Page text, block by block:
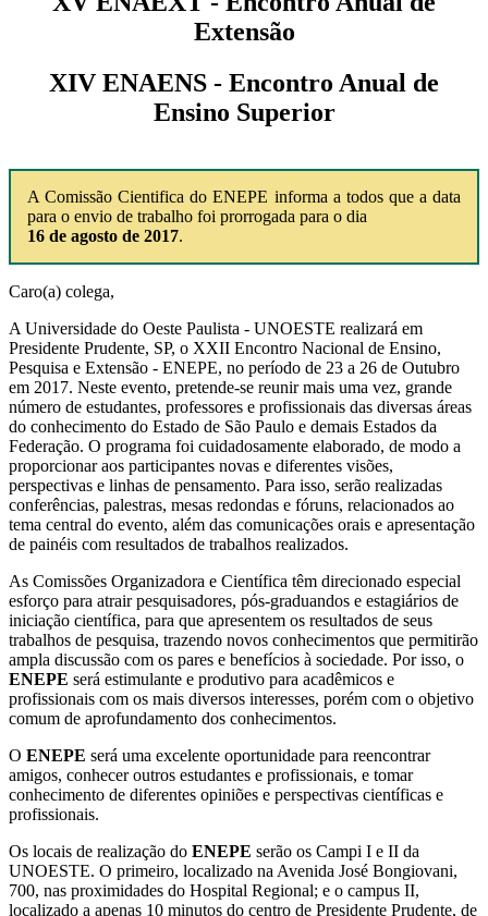
Extensão
XIV ENAENS - Encontro Anual de
Ensino Superior
A Comissão Cientifica do ENEPE informa a todos que a data
para o envio de trabalho foi prorrogada para o dia
16 de agosto de 2017.
Caro(a) colega,
A Universidade do Oeste Paulista - UNOESTE realizará em
Presidente Prudente, SP, o XXII Encontro Nacional de Ensino,
Pesquisa e Extensão - ENEPE, no período de 23 a 26 de Outubro
em 2017. Neste evento, pretende-se reunir mais uma vez, grande
número de estudantes, professores e profissionais das diversas áreas
do conhecimento do Estado de São Paulo e demais Estados da
Federação. O programa foi cuidadosamente elaborado, de modo a
proporcionar aos participantes novas e diferentes visões,
perspectivas e linhas de pensamento. Para isso, serão realizadas
conferências, palestras, mesas redondas e fóruns, relacionados ao
tema central do evento, além das comunicações orais e apresentação
de painéis com resultados de trabalhos realizados.
As Comissões Organizadora e Científica têm direcionado especial
esforço para atrair pesquisadores, pós-graduandos e estagiários de
iniciação científica, para que apresentem os resultados de seus
trabalhos de pesquisa, trazendo novos conhecimentos que permitirão
ampla discussão com os pares e benefícios à sociedade. Por isso, o
ENEPE será estimulante e produtivo para acadêmicos e
profissionais com os mais diversos interesses, porém com o objetivo
comum de aprofundamento dos conhecimentos.
O ENEPE será uma excelente oportunidade para reencontrar
amigos, conhecer outros estudantes e profissionais, e tomar
conhecimento de diferentes opiniões e perspectivas científicas e
profissionais.
Os locais de realização do ENEPE serão os Campi I e II da
UNOESTE. O primeiro, localizado na Avenida José Bongiovani,
700, nas proximidades do Hospital Regional; e o campus II,
localizado a apenas 10 minutos do centro de Presidente Prudente, de